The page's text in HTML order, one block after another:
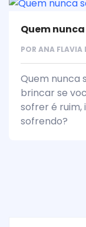
Quem
POR ANA FLAVIA
Quem nunca
brincar se
sofrer é ruim,
sofrendo?